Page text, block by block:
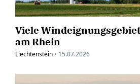
Viele
am Rhein
Liechtenstein • 15.07.2026